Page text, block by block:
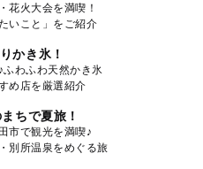
花火大会を満喫！
いこと」をご紹介
かき氷！
わふわ天然かき氷
め店を厳選紹介
ちで夏旅！
市で観光を満喫♪
別所温泉をめぐる旅